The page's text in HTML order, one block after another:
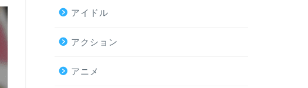
アイドル
アクション
アニメ